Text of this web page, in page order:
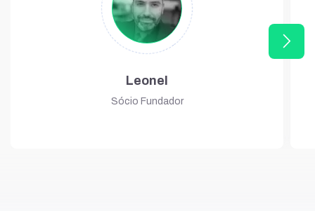
Leonel
Sócio Fundador
arrow_forward_ios